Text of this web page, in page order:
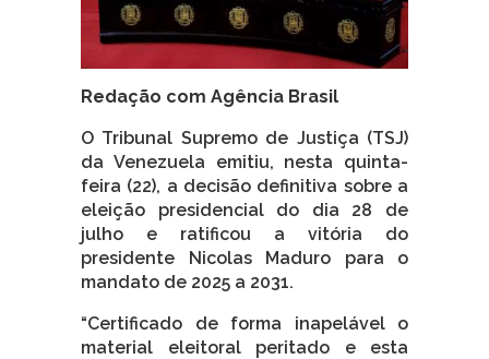
Redação com Agência Brasil
O Tribunal Supremo de Justiça (TSJ)
da Venezuela emitiu, nesta quinta-
feira (22), a decisão definitiva sobre a
eleição presidencial do dia 28 de
julho e ratificou a vitória do
presidente Nicolas Maduro para o
mandato de 2025 a 2031.
“Certificado de forma inapelável o
material eleitoral peritado e esta